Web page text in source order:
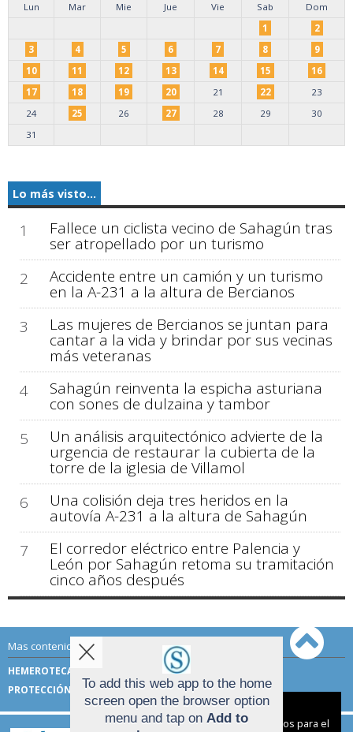
Lun
Mar Mie Jue Vie Sab
Dom
1
2
3
4 5 6 7 8
9
10
11 12 13 14 15
16
17
18 19 20 21 22
23
24
25 26 27 28 29
30
31
Lo más visto...
1 Fallece un ciclista vecino de Sahagún tras
ser atropellado por un turismo
2
Accidente entre un camión y un turismo
en la A-231 a la altura de Bercianos
3
Las mujeres de Bercianos se juntan para
cantar a la vida y brindar por sus vecinas
más veteranas
4
Sahagún reinventa la espicha asturiana
con sones de dulzaina y tambor
5
Un análisis arquitectónico advierte de la
urgencia de restaurar la cubierta de la
torre de la iglesia de Villamol
6
Una colisión deja tres heridos en la
autovía A-231 a la altura de Sahagún
7
El corredor eléctrico entre Palencia y
León por Sahagún retoma su tramitación
cinco años después
Mas contenido de Sahagún Digital:
HEMEROTECA
TÉRMINOS DE USO
PROTECCIÓN DE DATOSTo add this web app to the home
screen open the browser option
menu and tap on Add to
Aviso sobre el Uso de cookies:
Utilizamos cookies nuestras y de terceros para el